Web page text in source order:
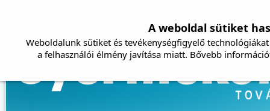
A weboldal sütiket
Weboldalunk sütiket és tevékenységfigyelő
a felhasználói élmény javítása miatt. Bővebb